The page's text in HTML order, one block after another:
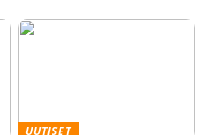
UUTISET